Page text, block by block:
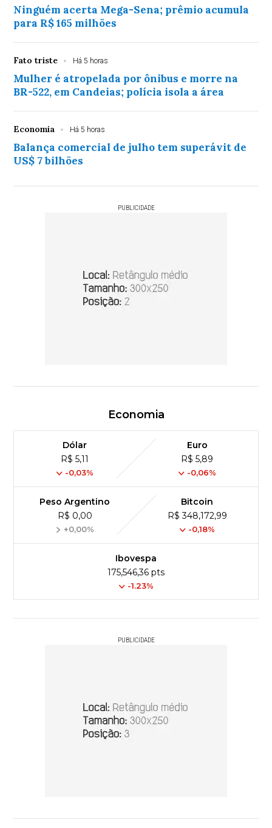
Ninguém acerta Mega-Sena; prêmio acumula
para R$ 165 milhões
Fato triste Há 5 horas
Mulher é atropelada por ônibus e morre na
BR-522, em Candeias; polícia isola a área
Economia Há 5 horas
Balança comercial de julho tem superávit de
US$ 7 bilhões
PUBLICIDADE
Economia
Dólar
R$ 5,11
-0,03%
Euro
R$ 5,89
-0,06%
Peso Argentino
R$ 0,00
+0,00%
Bitcoin
R$ 348,172,99
-0,18%
Ibovespa
175,546,36 pts
-1.23%
PUBLICIDADE